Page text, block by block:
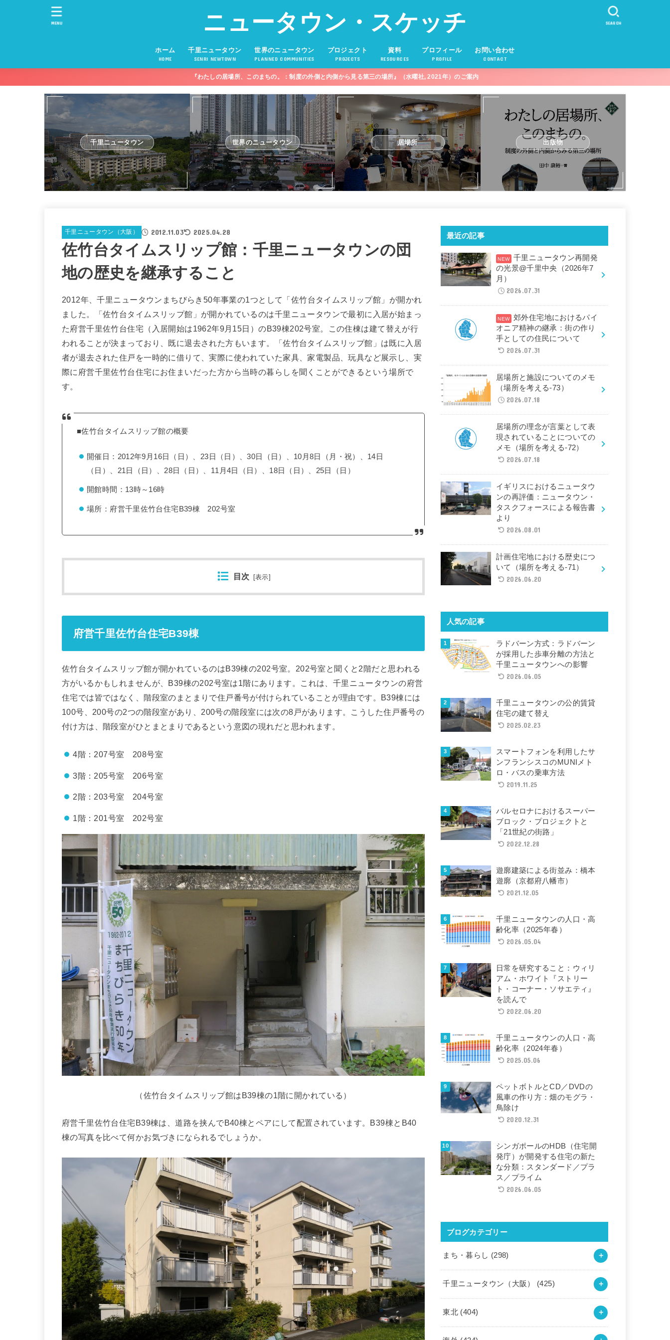
ニュータウン・スケッチ
ホーム
HOME
千里ニュータウン
SENRI NEWTOWN
世界のニュータウン
PLANNED COMMUNITIES
プロジェクト
PROJECTS
資料
RESOURCES
プロフィール
PROFILE
お問い合わせ
CONTACT
SEARCH
MENU
『わたしの居場所、このまちの。：制度の外側と内側から見る第三の場所』（水曜社, 2021年）のご案内
千里ニュータウン 世界のニュータウン 居場所 出版物
千里ニュータウン（大阪） 2012.11.03 2025.04.28
佐竹台タイムスリップ館：千里ニュータウンの団
地の歴史を継承すること
2012年、千里ニュータウンまちびらき50年事業の1つとして「佐竹台タイムスリップ館」が開かれ
ました。「佐竹台タイムスリップ館」が開かれているのは千里ニュータウンで最初に入居が始まっ
た府営千里佐竹台住宅（入居開始は1962年9月15日）のB39棟202号室。この住棟は建て替えが行
われることが決まっており、既に退去された方もいます。「佐竹台タイムスリップ館」は既に入居
者が退去された住戸を一時的に借りて、実際に使われていた家具、家電製品、玩具など展示し、実
際に府営千里佐竹台住宅にお住まいだった方から当時の暮らしを聞くことができるという場所で
す。
■佐竹台タイムスリップ館の概要
開催日：2012年9月16日（日）、23日（日）、30日（日）、10月8日（月・祝）、14日
（日）、21日（日）、28日（日）、11月4日（日）、18日（日）、25日（日）
開館時間：13時～16時
場所：府営千里佐竹台住宅B39棟 202号室
目次 [表示]
府営千里佐竹台住宅B39棟
佐竹台タイムスリップ館が開かれているのはB39棟の202号室。202号室と聞くと2階だと思われる
方がいるかもしれませんが、B39棟の202号室は1階にあります。これは、千里ニュータウンの府営
住宅では皆ではなく、階段室のまとまりで住戸番号が付けられていることが理由です。B39棟には
100号、200号の2つの階段室があり、200号の階段室には次の8戸があります。こうした住戸番号の
付け方は、階段室がひとまとまりであるという意図の現れだと思われます。
4階：207号室 208号室
3階：205号室 206号室
2階：203号室 204号室
1階：201号室 202号室
（佐竹台タイムスリップ館はB39棟の1階に開かれている）
府営千里佐竹台住宅B39棟は、道路を挟んでB40棟とペアにして配置されています。B39棟とB40
棟の写真を比べて何かお気づきになられるでしょうか。
最近の記事
千里ニュータウン再開発
の光景@千里中央（2026年7
月）
2026.07.31
郊外住宅地におけるパイ
オニア精神の継承：街の作り
手としての住民について
2026.07.31
居場所と施設についてのメモ
（場所を考える-73）
2026.07.18
居場所の理念が言葉として表
現されていることについての
メモ（場所を考える-72）
2026.07.18
イギリスにおけるニュータウ
ンの再評価：ニュータウン・
タスクフォースによる報告書
より
2026.08.01
計画住宅地における歴史につ
いて（場所を考える-71）
2026.06.20
人気の記事
ラドバーン方式：ラドバーン
が採用した歩車分離の方法と
千里ニュータウンへの影響
2026.06.05
千里ニュータウンの公的賃貸
住宅の建て替え
2025.02.23
スマートフォンを利用したサ
ンフランシスコのMUNIメト
ロ・バスの乗車方法
2019.11.25
バルセロナにおけるスーパー
ブロック・プロジェクトと
「21世紀の街路」
2022.12.28
遊廓建築による街並み：橋本
遊廓（京都府八幡市）
2021.12.05
千里ニュータウンの人口・高
齢化率（2025年春）
2026.05.04
日常を研究すること：ウィリ
アム・ホワイト『ストリー
ト・コーナー・ソサエティ』
を読んで
2022.06.20
千里ニュータウンの人口・高
齢化率（2024年春）
2025.05.06
ペットボトルとCD／DVDの
風車の作り方：畑のモグラ・
鳥除け
2020.12.31
シンガポールのHDB（住宅開
発庁）が開発する住宅の新た
な分類：スタンダード／プラ
ス／プライム
2026.06.05
ブログカテゴリー
まち・暮らし (298)
千里ニュータウン（大阪） (425)
東北 (404)